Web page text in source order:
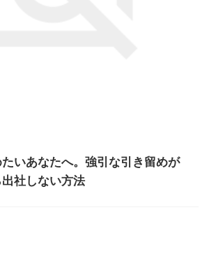
いあなたへ。強引な引き留めが
社しない方法